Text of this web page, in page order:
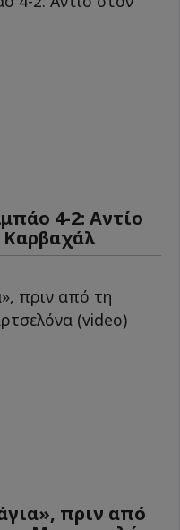
4-2: Αντίο
πριν από